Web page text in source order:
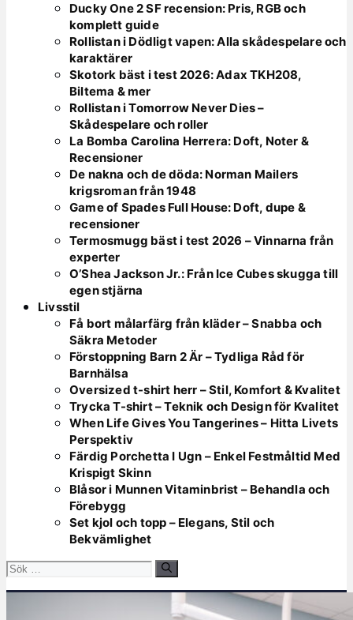
Ducky One 2 SF recension: Pris, RGB och
komplett guide
Rollistan i Dödligt vapen: Alla skådespelare och
karaktärer
Skotork bäst i test 2026: Adax TKH208,
Biltema & mer
Rollistan i Tomorrow Never Dies –
Skådespelare och roller
La Bomba Carolina Herrera: Doft, Noter &
Recensioner
De nakna och de döda: Norman Mailers
krigsroman från 1948
Game of Spades Full House: Doft, dupe &
recensioner
Termosmugg bäst i test 2026 – Vinnarna från
experter
O’Shea Jackson Jr.: Från Ice Cubes skugga till
egen stjärna
Livsstil
Få bort målarfärg från kläder – Snabba och
Säkra Metoder
Förstoppning Barn 2 Är – Tydliga Råd för
Barnhälsa
Oversized t-shirt herr – Stil, Komfort & Kvalitet
Trycka T-shirt – Teknik och Design för Kvalitet
When Life Gives You Tangerines – Hitta Livets
Perspektiv
Färdig Porchetta I Ugn – Enkel Festmåltid Med
Krispigt Skinn
Blåsor i Munnen Vitaminbrist – Behandla och
Förebygg
Set kjol och topp – Elegans, Stil och
Bekvämlighet
Sök